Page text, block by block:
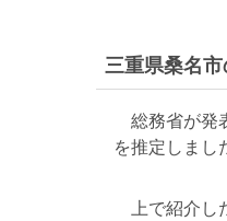
三重県桑名
総務省が発
を推定しまし
上で紹介し